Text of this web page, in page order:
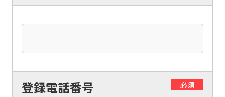
登録電話番号 必須
link
below
automatic
translation)